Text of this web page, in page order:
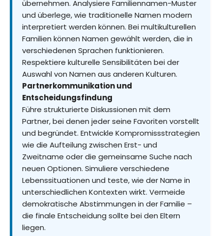
übernehmen. Analysiere Familiennamen-Muster
und überlege, wie traditionelle Namen modern
interpretiert werden können. Bei multikulturellen
Familien können Namen gewählt werden, die in
verschiedenen Sprachen funktionieren.
Respektiere kulturelle Sensibilitäten bei der
Auswahl von Namen aus anderen Kulturen.
Partnerkommunikation und
Entscheidungsfindung
Führe strukturierte Diskussionen mit dem
Partner, bei denen jeder seine Favoriten vorstellt
und begründet. Entwickle Kompromissstrategien
wie die Aufteilung zwischen Erst- und
Zweitname oder die gemeinsame Suche nach
neuen Optionen. Simuliere verschiedene
Lebenssituationen und teste, wie der Name in
unterschiedlichen Kontexten wirkt. Vermeide
demokratische Abstimmungen in der Familie –
die finale Entscheidung sollte bei den Eltern
liegen.